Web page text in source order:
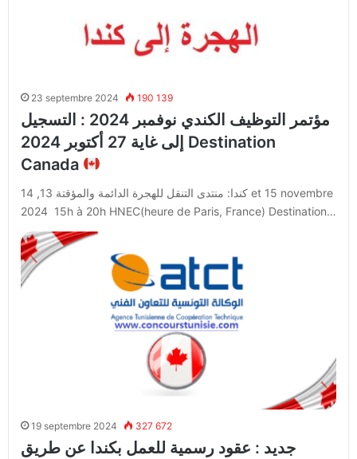
23 septembre 2024 190 139
مؤتمر التوظيف الكندي نوفمبر 2024 : التسجيل
إلى غاية 27 أكتوبر 2024 Destination
Canada
كندا: منتدى التنقل للهجرة الدائمة والمؤقتة 13, 14 et 15 novembre
2024 15h à 20h HNEC(heure de Paris, France) Destination…
19 septembre 2024 327 672
جديد : عقود رسمية للعمل بكندا عن طريق